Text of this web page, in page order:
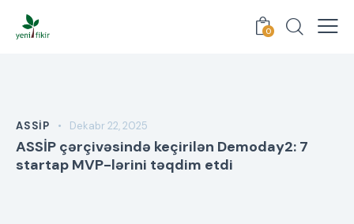
0
ASSİP Dekabr 22, 2025
ASSİP çərçivəsində keçirilən Demoday2: 7
startap MVP-lərini təqdim etdi